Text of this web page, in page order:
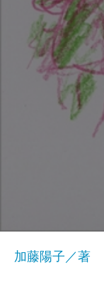
加藤陽子／著